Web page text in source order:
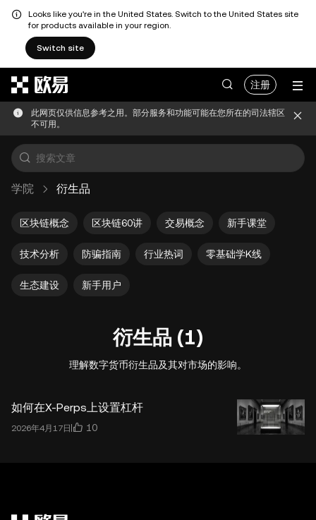
Looks like you're in the United States. Switch to the United States site
for products available in your region.
Switch site
注册
此网页仅供信息参考之用。部分服务和功能可能在您所在的司法辖区
不可用。
学院 衍生品
区块链概念 区块链60讲 交易概念 新手课堂
技术分析 防骗指南 行业热词 零基础学K线
生态建设 新手用户
衍生品 (1)
理解数字货币衍生品及其对市场的影响。
如何在X-Perps上设置杠杆
2026年4月17日 10